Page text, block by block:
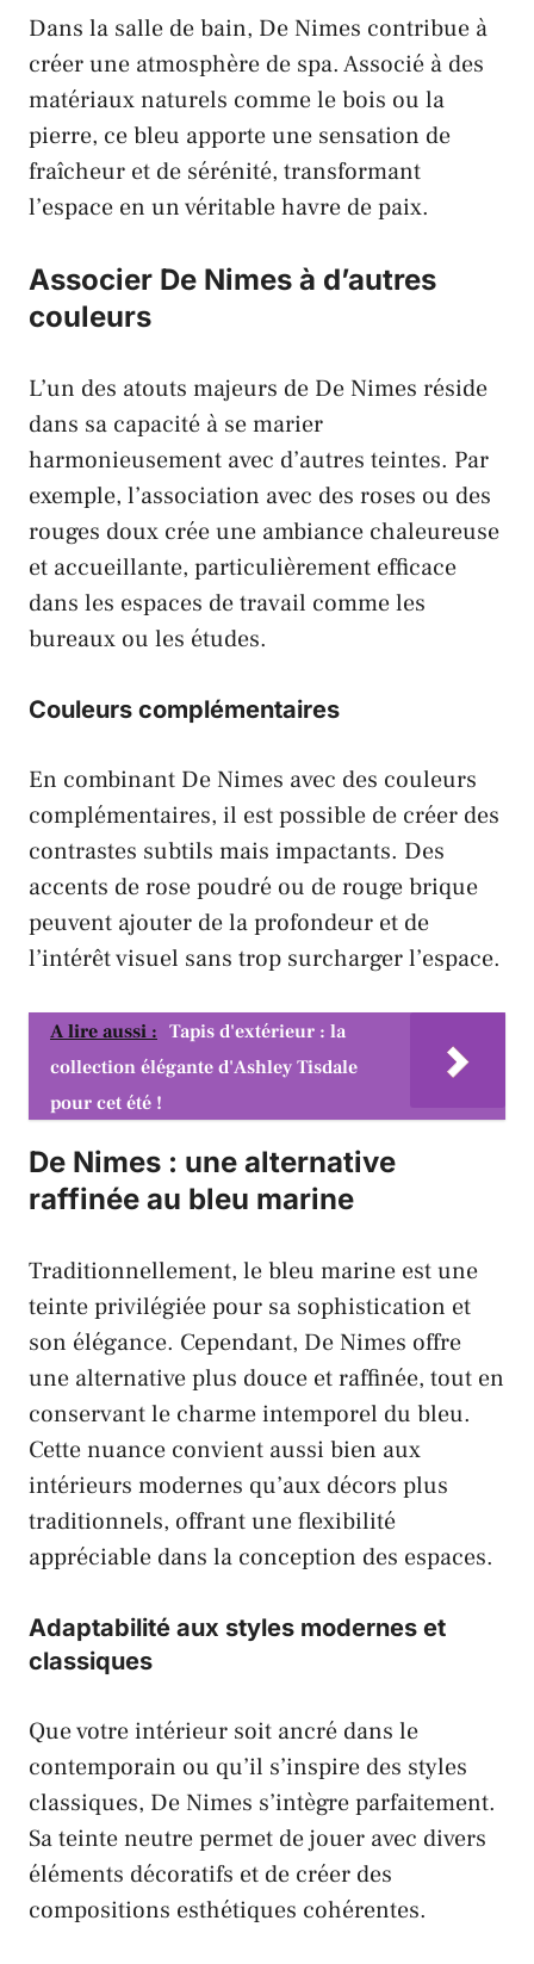
Dans la salle de bain, De Nimes contribue à
créer une atmosphère de spa. Associé à des
matériaux naturels comme le bois ou la
pierre, ce bleu apporte une sensation de
fraîcheur et de sérénité, transformant
l’espace en un véritable havre de paix.
Associer De Nimes à d’autres
couleurs
L’un des atouts majeurs de De Nimes réside
dans sa capacité à se marier
harmonieusement avec d’autres teintes. Par
exemple, l’association avec des roses ou des
rouges doux crée une ambiance chaleureuse
et accueillante, particulièrement efficace
dans les espaces de travail comme les
bureaux ou les études.
Couleurs complémentaires
En combinant De Nimes avec des couleurs
complémentaires, il est possible de créer des
contrastes subtils mais impactants. Des
accents de rose poudré ou de rouge brique
peuvent ajouter de la profondeur et de
l’intérêt visuel sans trop surcharger l’espace.
A lire aussi : Tapis d'extérieur : la
collection élégante d'Ashley Tisdale
pour cet été !
De Nimes : une alternative
raffinée au bleu marine
Traditionnellement, le bleu marine est une
teinte privilégiée pour sa sophistication et
son élégance. Cependant, De Nimes offre
une alternative plus douce et raffinée, tout en
conservant le charme intemporel du bleu.
Cette nuance convient aussi bien aux
intérieurs modernes qu’aux décors plus
traditionnels, offrant une flexibilité
appréciable dans la conception des espaces.
Adaptabilité aux styles modernes et
classiques
Que votre intérieur soit ancré dans le
contemporain ou qu’il s’inspire des styles
classiques, De Nimes s’intègre parfaitement.
Sa teinte neutre permet de jouer avec divers
éléments décoratifs et de créer des
compositions esthétiques cohérentes.